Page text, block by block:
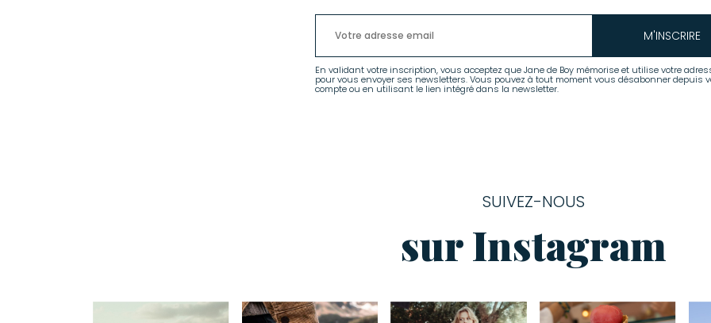
M'INSCRIRE
En validant votre inscription, vous acceptez que Jane de Boy mémorise et utilise votre
pour vous envoyer ses newsletters. Vous pouvez à tout moment vous désabonner depuis
compte ou en utilisant le lien intégré dans la newsletter.
SUIVEZ-NOUS
sur Instagram